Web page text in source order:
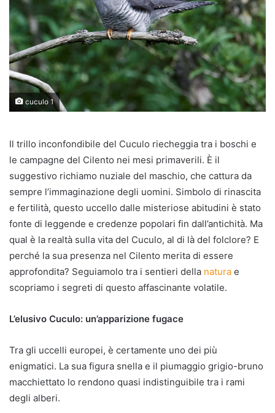
cuculo 1
Il trillo inconfondibile del Cuculo riecheggia tra i boschi e
le campagne del Cilento nei mesi primaverili. È il
suggestivo richiamo nuziale del maschio, che cattura da
sempre l’immaginazione degli uomini. Simbolo di rinascita
e fertilità, questo uccello dalle misteriose abitudini è stato
fonte di leggende e credenze popolari fin dall’antichità. Ma
qual è la realtà sulla vita del Cuculo, al di là del folclore? E
perché la sua presenza nel Cilento merita di essere
approfondita? Seguiamolo tra i sentieri della natura e
scopriamo i segreti di questo affascinante volatile.
L’elusivo Cuculo: un’apparizione fugace
Tra gli uccelli europei, è certamente uno dei più
enigmatici. La sua figura snella e il piumaggio grigio-bruno
macchiettato lo rendono quasi indistinguibile tra i rami
degli alberi.